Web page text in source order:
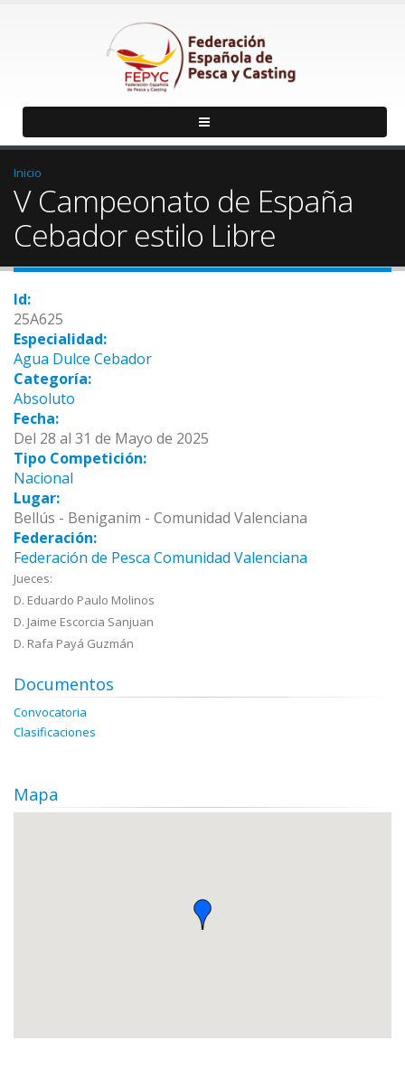
Inicio
V Campeonato de España
Cebador estilo Libre
Id:
25A625
Especialidad:
Agua Dulce Cebador
Categoría:
Absoluto
Fecha:
Del 28 al 31 de Mayo de 2025
Tipo Competición:
Nacional
Lugar:
Bellús - Beniganim - Comunidad Valenciana
Federación:
Federación de Pesca Comunidad Valenciana
Jueces:
D. Eduardo Paulo Molinos
D. Jaime Escorcia Sanjuan
D. Rafa Payá Guzmán
Documentos
Convocatoria
Clasificaciones
Mapa